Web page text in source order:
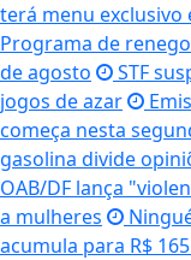
terá menu exclusivo
Programa de
de agosto
STF
jogos de azar
começa nesta
gasolina divide
OAB/DF lança
a mulheres
acumula para R$